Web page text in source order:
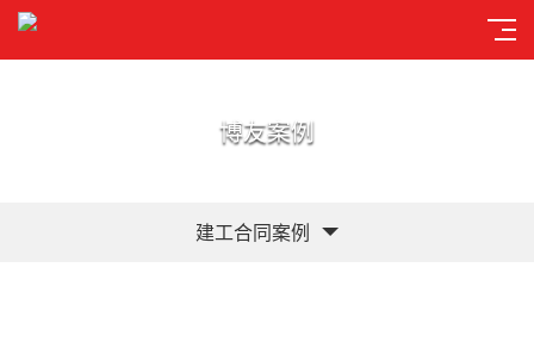
博友案例
建工合同案例